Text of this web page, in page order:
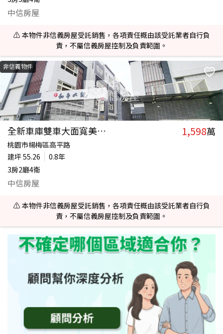
中信房屋
⚠️ 本物件非信義房屋受託銷售，各項責任概由該受託業者自行負
責，不屬信義房屋控制及負責範圍。
非信義物件
全新車庫雙車大面寬美別墅 1,598萬
桃園市楊梅區高平路
建坪 55.26
0.8年
3房2廳4衛
中信房屋
⚠️ 本物件非信義房屋受託銷售，各項責任概由該受託業者自行負
責，不屬信義房屋控制及負責範圍。